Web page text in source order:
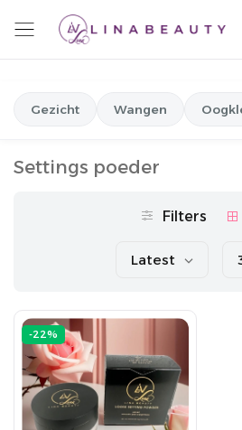
Gezicht Wangen
Settings poeder
Filters
Latest
-22%